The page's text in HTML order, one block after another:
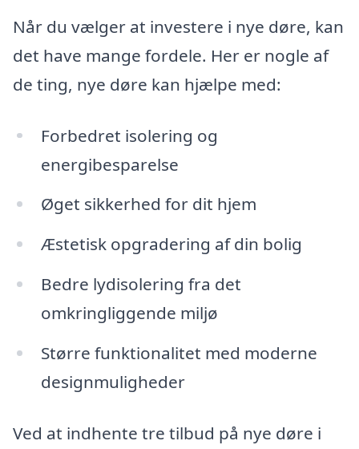
Når du vælger at investere i nye døre, kan
det have mange fordele. Her er nogle af
de ting, nye døre kan hjælpe med:
Forbedret isolering og
energibesparelse
Øget sikkerhed for dit hjem
Æstetisk opgradering af din bolig
Bedre lydisolering fra det
omkringliggende miljø
Større funktionalitet med moderne
designmuligheder
Ved at indhente tre tilbud på nye døre i